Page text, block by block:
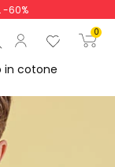
-60%
0
in cotone